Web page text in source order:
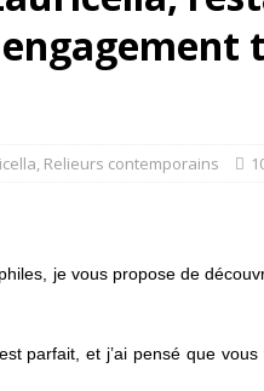
, Relieurs contemporains
je vous propose de
parfait, et j’ai pensé que